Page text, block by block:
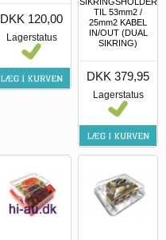
DKK 120,00
Lagerstatus
TIL 53mm2 /
25mm2 KABEL
IN/OUT (DUAL
SIKRING)
DKK 379,95
Lagerstatus